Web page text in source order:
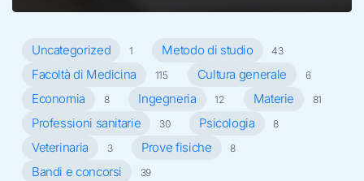
Uncategorized 1 Metodo di studio 43
Facoltà di Medicina 115 Cultura generale 6
Economia 8 Ingegneria 12 Materie 81
Professioni sanitarie 30 Psicologia 8
Veterinaria 3 Prove fisiche 8
Bandi e concorsi 39